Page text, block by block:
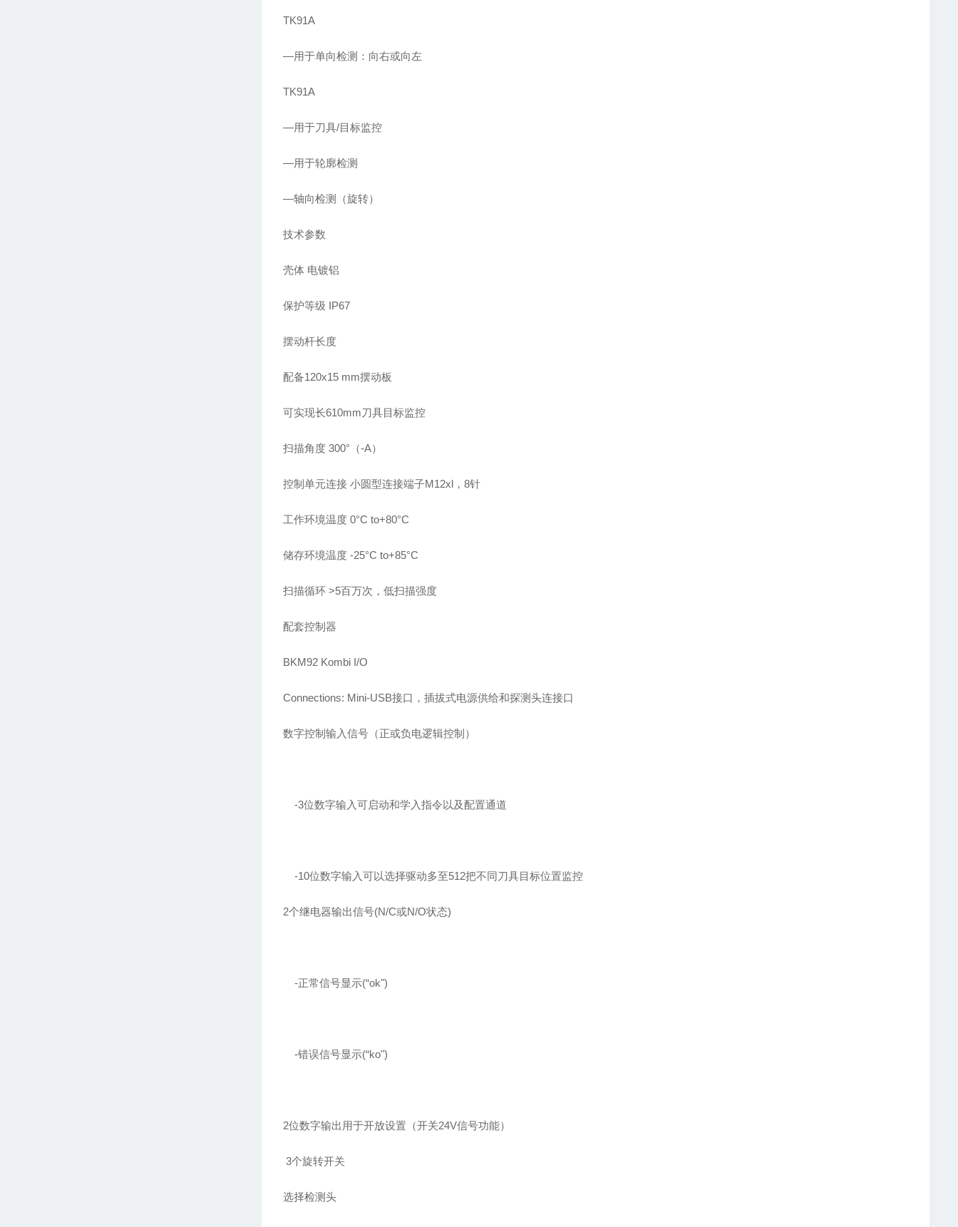
TK91A
—用于单向检测：向右或向左
TK91A
—用于刀具/目标监控
—用于轮廓检测
—轴向检测（旋转）
技术参数
壳体 电镀铝
保护等级 IP67
摆动杆长度
配备120x15 mm摆动板
可实现长610mm刀具目标监控
扫描角度 300°（-A）
控制单元连接 小圆型连接端子M12xl ，8针
工作环境温度 0°C to+80°C
储存环境温度 -25°C to+85°C
扫描循环 >5百万次，低扫描强度
配套控制器
BKM92 Kombi I/O
Connections: Mini-USB接口，插拔式电源供给和探测头连接口
数字控制输入信号（正或负电逻辑控制）
-3位数字输入可启动和学入指令以及配置通道
-10位数字输入可以选择驱动多至512把不同刀具目标位置监控
2个继电器输出信号(N/C或N/O状态)
-正常信号显示(“ok")
-错误信号显示(“ko")
2位数字输出用于开放设置（开关24V信号功能）
3个旋转开关
选择检测头